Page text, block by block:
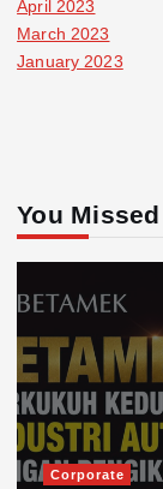
April 2023
March 2023
January 2023
You Missed
Corporate